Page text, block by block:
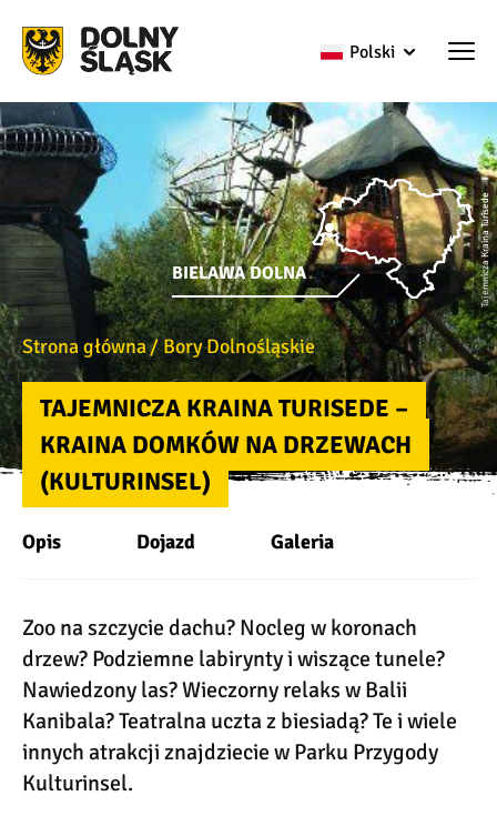
Polski
Tajemnicza Kraina Turisede
Strona główna Bory Dolnośląskie
TAJEMNICZA KRAINA TURISEDE –
KRAINA DOMKÓW NA DRZEWACH
(KULTURINSEL)
BIELAWA DOLNA
Opis Dojazd Galeria
Zoo na szczycie dachu? Nocleg w koronach
drzew? Podziemne labirynty i wiszące tunele?
Nawiedzony las? Wieczorny relaks w Balii
Kanibala? Teatralna uczta z biesiadą? Te i wiele
innych atrakcji znajdziecie w Parku Przygody
Kulturinsel.